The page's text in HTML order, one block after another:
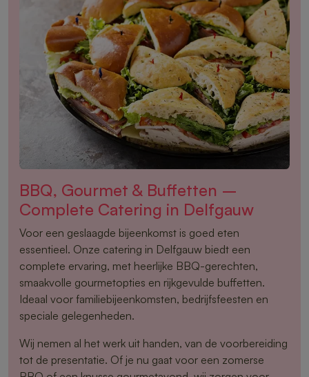
BBQ, Gourmet & Buffetten –
Complete Catering in Delfgauw
Voor een geslaagde bijeenkomst is goed eten
essentieel. Onze catering in Delfgauw biedt een
complete ervaring, met heerlijke BBQ-gerechten,
smaakvolle gourmetopties en rijkgevulde buffetten.
Ideaal voor familiebijeenkomsten, bedrijfsfeesten en
speciale gelegenheden.
Wij nemen al het werk uit handen, van de voorbereiding
tot de presentatie. Of je nu gaat voor een zomerse